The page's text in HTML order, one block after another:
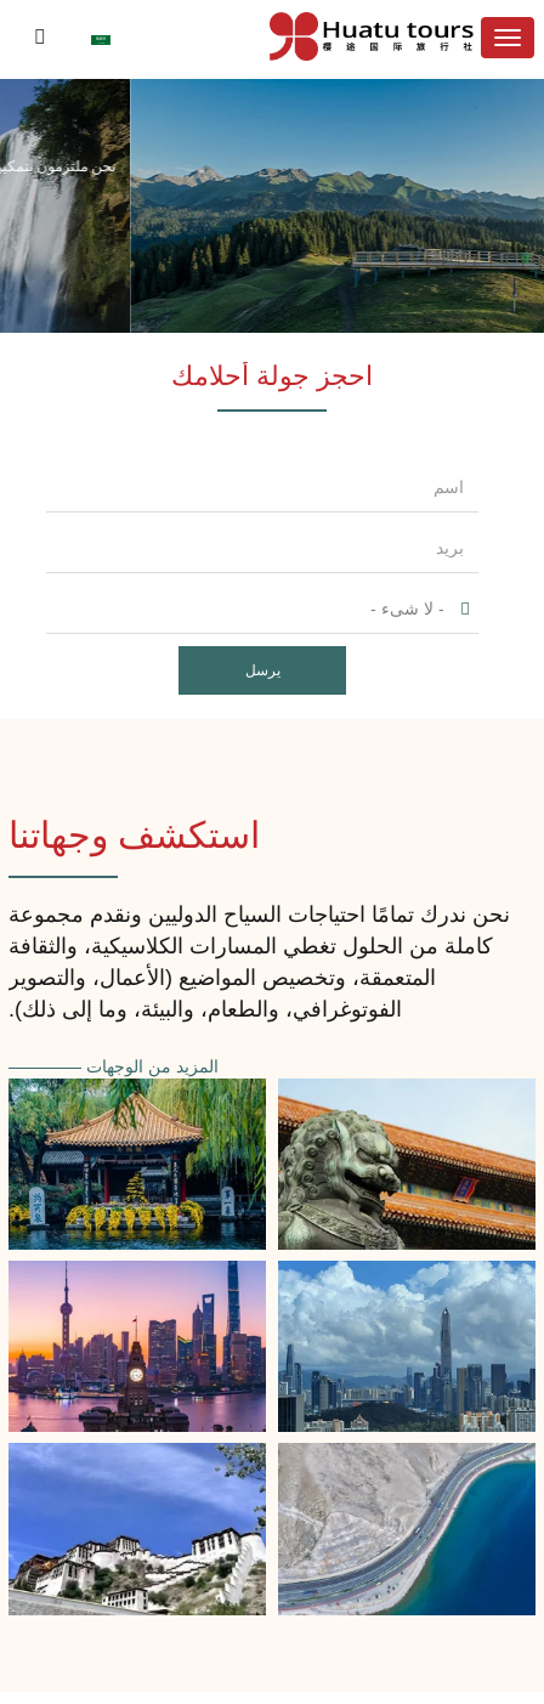
نحن ملتزمون بتمكين كل شخصية مهمة من الانغماس في السحر الحقيقي والرائع والآمن
لـالصين
اعرف المزيد اتصل الآن
احجز جولة أحلامك
يرسل
استكشف وجهاتنا
نحن ندرك تمامًا احتياجات السياح الدوليين ونقدم مجموعة
كاملة من الحلول تغطي المسارات الكلاسيكية، والثقافة
المتعمقة، وتخصيص المواضيع (الأعمال، والتصوير
الفوتوغرافي، والطعام، والبيئة، وما إلى ذلك).
المزيد من الوجهات